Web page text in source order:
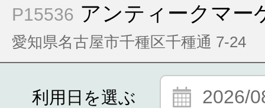
P15536 アンティークマー
愛知県名古屋市千種区千種通 7-24
利用日を選ぶ 2026/